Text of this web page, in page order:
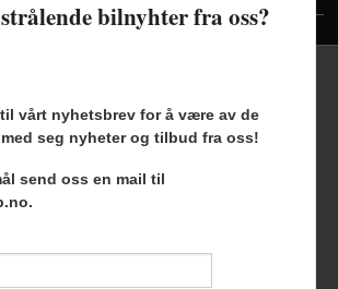
Sikkerhet og personvern
Nyhetsbrev Blogg
927127954
bilnyhter fra oss?
vårt nyhetsbrev for å være av de
seg nyheter og tilbud fra oss!
send oss en mail til